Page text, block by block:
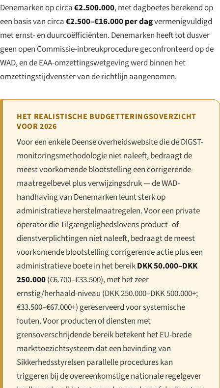
Denemarken op circa€2.500.000, met dagboetes berekend op
een basis van circa€2.500–€16.000 per dagvermenigvuldigd
met ernst- en duurcoëfficiënten. Denemarken heeft tot dusver
geen open Commissie-inbreukprocedure geconfronteerd op de
WAD, en de EAA-omzettingswetgeving werd binnen het
omzettingstijdvenster van de richtlijn aangenomen.
HET REALISTISCHE BUDGETTERINGSOVERZICHT
VOOR 2026
Voor een enkele Deense overheidswebsite die de DIGST-
monitoringsmethodologie niet naleeft, bedraagt de
meest voorkomende blootstelling een corrigerende-
maatregelbevel plus verwijzingsdruk — de WAD-
handhaving van Denemarken leunt sterk op
administratieve herstelmaatregelen. Voor een private
operator die Tilgængeligheds­lovens product- of
dienstverplichtingen niet naleeft, bedraagt de meest
voorkomende blootstelling corrigerende actie plus een
administratieve boete in het bereikDKK 50.000–DKK
250.000(€6.700–€33.500), met het zeer
ernstig/herhaald-niveau (DKK 250.000–DKK 500.000+;
€33.500–€67.000+) gereserveerd voor systemische
fouten. Voor producten of diensten met
grensoverschrijdende bereik betekent het EU-brede
markttoezichtsysteem dat een bevinding van
Sikkerhedsstyrelsen parallelle procedures kan
triggeren bij de overeenkomstige nationale regelgever